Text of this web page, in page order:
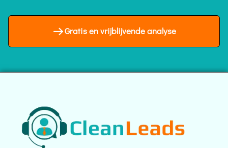
Gratis en vrijblijvende analyse